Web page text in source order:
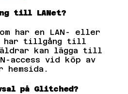
till LANet?
har en LAN- eller
tillgång till
kan lägga till
access vid köp av
på Glitched?